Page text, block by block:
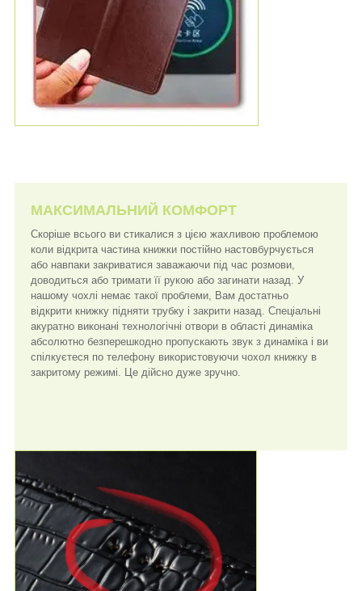
МАКСИМАЛЬНИЙ КОМФОРТ
Скоріше всього ви стикалися з цією жахливою проблемою
коли відкрита частина книжки постійно настовбурчується
або навпаки закриватися заважаючи під час розмови,
доводиться або тримати її рукою або загинати назад. У
нашому чохлі немає такої проблеми, Вам достатньо
відкрити книжку підняти трубку і закрити назад. Спеціальні
акуратно виконані технологічні отвори в області динаміка
абсолютно безперешкодно пропускають звук з динаміка і ви
спілкуєтеся по телефону використовуючи чохол книжку в
закритому режимі. Це дійсно дуже зручно.